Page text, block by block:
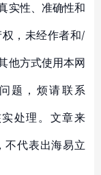
实性、准确性和
，未经作者和/
他方式使用本网
题，烦请联系
处理。文章来
不代表出海易立